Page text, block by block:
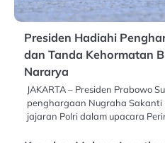
Presiden Hadiahi
dan Tanda Kehormatan
Nararya
JAKARTA – Presiden Prabowo
penghargaan Nugraha
jajaran Polri dalam upacara